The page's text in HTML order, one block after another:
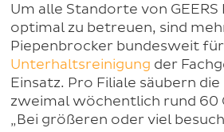
Um alle Standorte von
optimal zu betreuen, sind
Piepenbrocker bundesweit
Unterhaltsreinigung der
Einsatz. Pro Filiale säubern
zweimal wöchentlich rund 60
„Bei größeren oder viel